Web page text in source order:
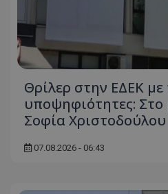
Θρίλερ στην ΕΔΕΚ με
υποψηφιότητες: Στο
Σοφία
07.08.2026 - 06:43